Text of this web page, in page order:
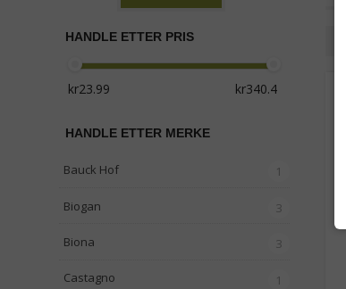
HANDLE ETTER PRIS
HANDLE ETTER MERKE
Bauck Hof 1
Biogan 3
Biona 3
Castagno 1